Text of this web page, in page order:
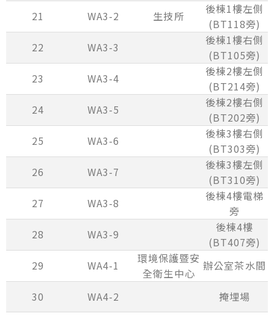
21 WA3-2 生技所
後棟1樓左側
(BT118旁)
22
WA3-3
後棟1樓右側
(BT105旁)
23
WA3-4
後棟2樓左側
(BT214旁)
24
WA3-5
後棟2樓右側
(BT202旁)
25
WA3-6
後棟3樓右側
(BT303旁)
26
WA3-7
後棟3樓左側
(BT310旁)
27
WA3-8
後棟4樓電梯
旁
28
WA3-9
後棟4樓
(BT407旁)
29
WA4-1
環境保護暨安
全衛生中心
辦公室茶水間
30 WA4-2 掩埋場